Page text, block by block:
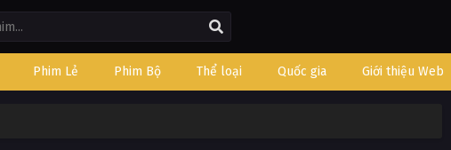
Phim Lẻ Phim Bộ Thể loại Quốc gia Giới thiệu Web